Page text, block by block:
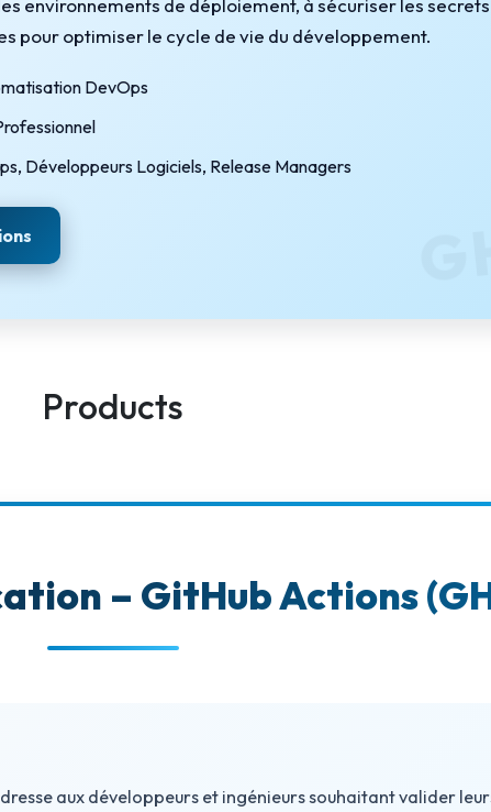
Artificielle
environnements de déploiement, à sécuriser les
pour optimiser le cycle de vie du développement.
DevOps
Développeurs Logiciels, Release Managers
Products
– GitHub Actions
aux développeurs et ingénieurs souhaitant valider